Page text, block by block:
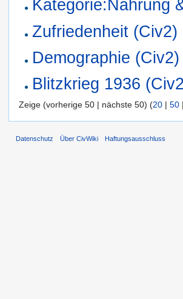
Kategorie:Nahrung
Zufriedenheit (Civ2)
Demographie (Civ2)
Blitzkrieg 1936
Zeige (vorherige 50 | nächste 50) (20 | 50
Datenschutz Über CivWiki Haftungsausschluss